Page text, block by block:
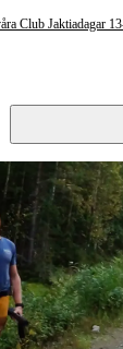
Club Jaktiadagar